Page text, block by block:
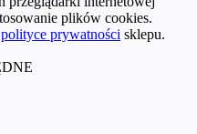
plików cookies.
polityce prywatności sklepu.